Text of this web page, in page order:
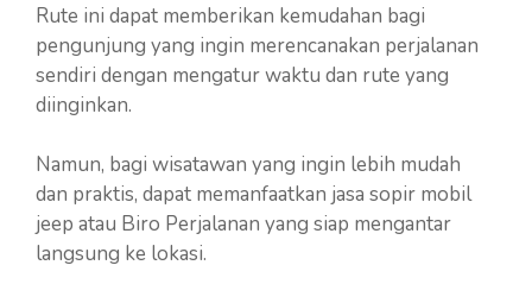
Rute ini dapat memberikan kemudahan bagi
pengunjung yang ingin merencanakan perjalanan
sendiri dengan mengatur waktu dan rute yang
diinginkan.
Namun, bagi wisatawan yang ingin lebih mudah
dan praktis, dapat memanfaatkan jasa sopir mobil
jeep atau Biro Perjalanan yang siap mengantar
langsung ke lokasi.